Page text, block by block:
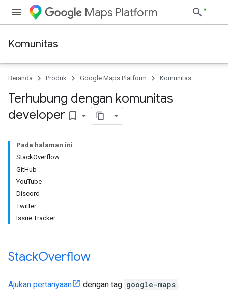
Maps Platform
Komunitas
Beranda Produk Google Maps Platform Komunitas
Terhubung dengan komunitas
developer bookmark_border
Pada halaman ini
StackOverflow
GitHub
YouTube
Discord
Twitter
Issue Tracker
StackOverflow
Ajukan pertanyaan dengan tag google-maps .